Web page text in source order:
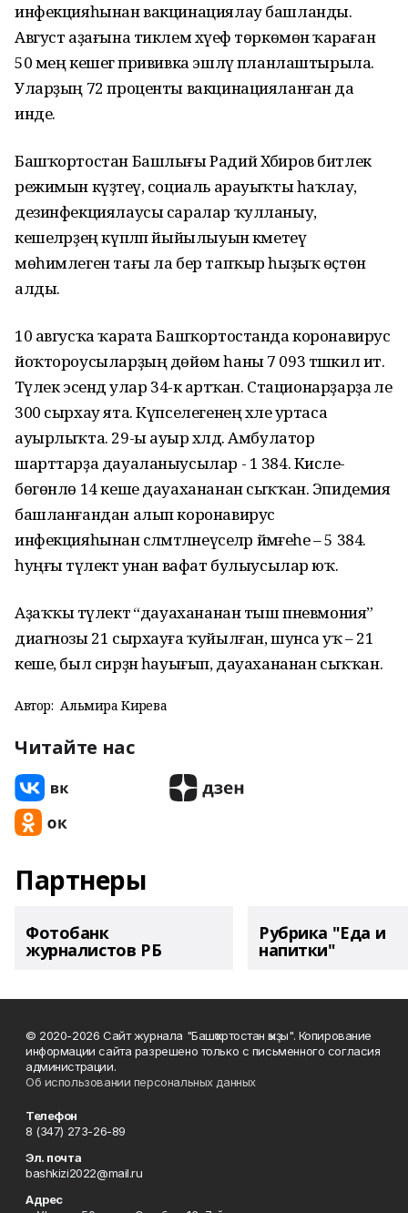
инфекцияһынан вакцинациялау башланды.
Август аҙағына тиклем хәүеф төркөмөнә ҡараған
50 мең кешегә прививка эшләү планлаштырыла.
Уларҙың 72 проценты вакцинацияланған да
инде.
Башҡортостан Башлығы Радий Хәбиров битлек
режимын күҙәтеү, социаль арауыҡты һаҡлау,
дезинфекциялаусы саралар ҡулланыу,
кешеләрҙең күпләп йыйылыуын кәметеү
мөһимлеген тағы ла бер тапҡыр һыҙыҡ өҫтөнә
алды.
10 авгусҡа ҡарата Башҡортостанда коронавирус
йоҡтороусыларҙың дөйөм һаны 7 093 тәшкил итә.
Тәүлек эсендә улар 34-кә артҡан. Стационарҙарҙа әле
300 сырхау ята. Күпселегенең хәле уртаса
ауырлыҡта. 29-ы ауыр хәлдә. Амбулатор
шарттарҙа дауаланыусылар - 1 384. Кисәле-
бөгөнлө 14 кеше дауахананан сыҡҡан. Эпидемия
башланғандан алып коронавирус
инфекцияһынан сәләмәтләнеүселәр йәмғеһе – 5 384.
һуңғы тәүлектә унан вафат булыусылар юҡ.
Аҙаҡҡы тәүлектә “дауахананан тыш пневмония”
диагнозы 21 сырхауға ҡуйылған, шунса уҡ – 21
кеше, был сирҙән һауығып, дауахананан сыҡҡан.
Автор: Альмира Кирәева
Читайте нас
Партнеры
Фотобанк
журналистов РБ
Рубрика "Еда и
напитки"
© 2020-2026 Сайт журнала "Башҡортостан ҡыҙы". Копирование
информации сайта разрешено только с письменного согласия
администрации.
Об использовании персональных данных
Телефон
8 (347) 273-26-89
Эл. почта
bashkizi2022@mail.ru
Адрес